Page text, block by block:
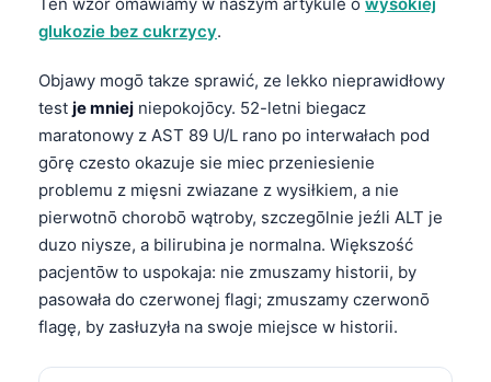
glukozie bez cukrzycy.
Objawy mogō takze sprawić, ze lekko nieprawidłowy
test je mniej niepokojōcy. 52-letni biegacz
maratonowy z AST 89 U/L rano po interwałach pod
gōrę czesto okazuje sie miec przeniesienie
problemu z mięsni zwiazane z wysiłkiem, a nie
pierwotnō chorobō wątroby, szczegōlnie jeźli ALT je
duzo niysze, a bilirubina je normalna. Większość
pacjentōw to uspokaja: nie zmuszamy historii, by
pasowała do czerwonej flagi; zmuszamy czerwonō
flagę, by zasłuzyła na swoje miejsce w historii.